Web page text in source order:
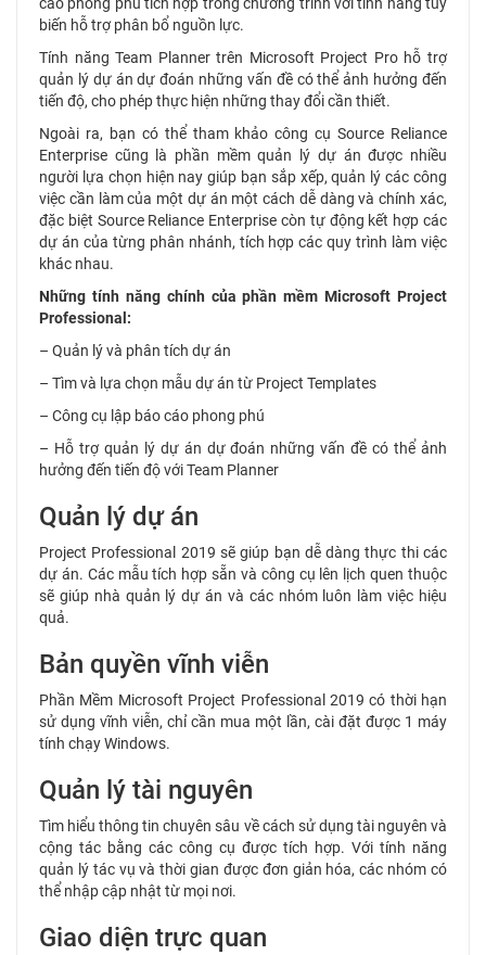
biến hỗ trợ phân bổ nguồn lực.
Tính năng Team Planner trên Microsoft Project Pro hỗ trợ
quản lý dự án dự đoán những vấn đề có thể ảnh hưởng đến
tiến độ, cho phép thực hiện những thay đổi cần thiết.
Ngoài ra, bạn có thể tham khảo công cụ Source Reliance
Enterprise cũng là phần mềm quản lý dự án được nhiều
người lựa chọn hiện nay giúp bạn sắp xếp, quản lý các công
việc cần làm của một dự án một cách dễ dàng và chính xác,
đặc biệt Source Reliance Enterprise còn tự động kết hợp các
dự án của từng phân nhánh, tích hợp các quy trình làm việc
khác nhau.
Những tính năng chính của phần mềm Microsoft Project
Professional:
– Quản lý và phân tích dự án
– Tìm và lựa chọn mẫu dự án từ Project Templates
– Công cụ lập báo cáo phong phú
– Hỗ trợ quản lý dự án dự đoán những vấn đề có thể ảnh
hưởng đến tiến độ với Team Planner
Quản lý dự án
Project Professional 2019 sẽ giúp bạn dễ dàng thực thi các
dự án. Các mẫu tích hợp sẵn và công cụ lên lịch quen thuộc
sẽ giúp nhà quản lý dự án và các nhóm luôn làm việc hiệu
quả.
Bản quyền vĩnh viễn
Phần Mềm Microsoft Project Professional 2019 có thời hạn
sử dụng vĩnh viễn, chỉ cần mua một lần, cài đặt được 1 máy
tính chạy Windows.
Quản lý tài nguyên
Tìm hiểu thông tin chuyên sâu về cách sử dụng tài nguyên và
cộng tác bằng các công cụ được tích hợp. Với tính năng
quản lý tác vụ và thời gian được đơn giản hóa, các nhóm có
thể nhập cập nhật từ mọi nơi.
Giao diện trực quan